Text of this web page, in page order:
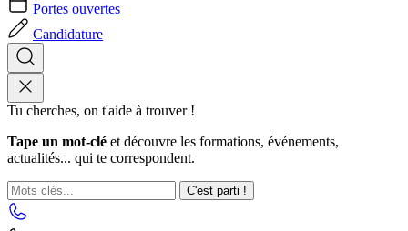
Portes ouvertes
Candidature
Tu cherches, on t'aide à trouver !
Tape un mot-clé et découvre les formations, événements,
actualités... qui te correspondent.
C'est parti !